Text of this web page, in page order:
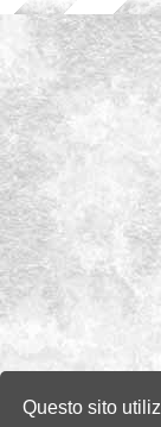
Questo sito